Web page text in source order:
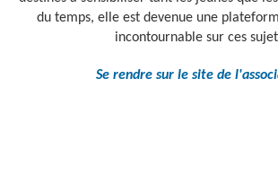
du temps, elle est devenue une
incontournable sur ces
Se rendre sur le site de